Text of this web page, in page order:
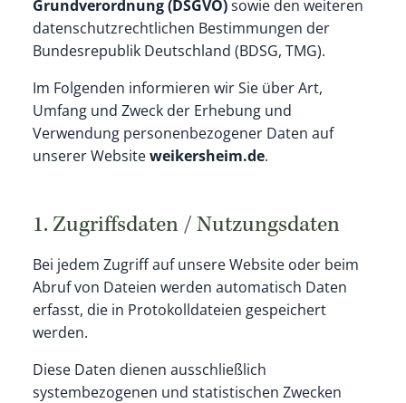
Grundverordnung (DSGVO)sowie den weiteren
datenschutzrechtlichen Bestimmungen der
Bundesrepublik Deutschland (BDSG, TMG).
Im Folgenden informieren wir Sie über Art,
Umfang und Zweck der Erhebung und
Verwendung personenbezogener Daten auf
unserer Websiteweikersheim.de.
1. Zugriffsdaten / Nutzungsdaten
Bei jedem Zugriff auf unsere Website oder beim
Abruf von Dateien werden automatisch Daten
erfasst, die in Protokolldateien gespeichert
werden.
Diese Daten dienen ausschließlich
systembezogenen und statistischen Zwecken